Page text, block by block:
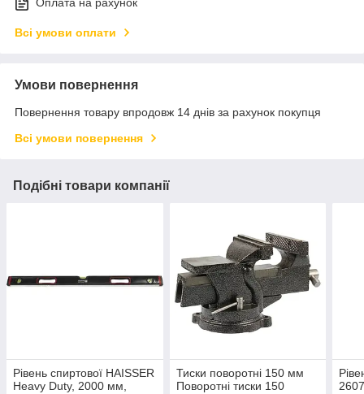
Всі умови оплати
Умови повернення
Повернення товару впродовж 14 днів за рахунок покупця
Всі умови повернення
Подібні товари компанії
Рівень спиртової HAISSER
Heavy Duty, 2000 мм,
Тиски поворотні 150 мм
Поворотні тиски 150